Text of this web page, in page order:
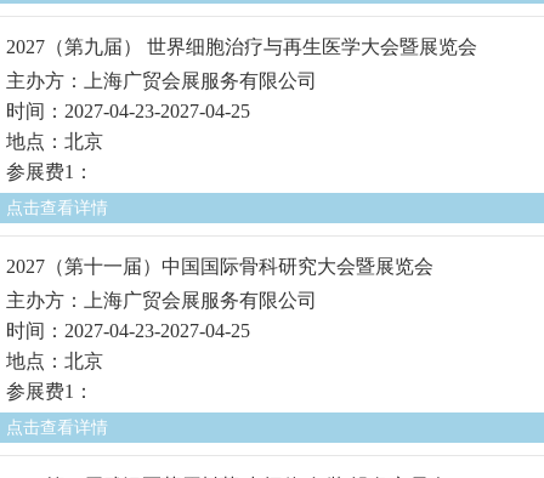
2027（第九届） 世界细胞治疗与再生医学大会暨展览会
主办方：上海广贸会展服务有限公司
时间：2027-04-23-2027-04-25
地点：北京
参展费1：
点击查看详情
2027（第十一届）中国国际骨科研究大会暨展览会
主办方：上海广贸会展服务有限公司
时间：2027-04-23-2027-04-25
地点：北京
参展费1：
点击查看详情